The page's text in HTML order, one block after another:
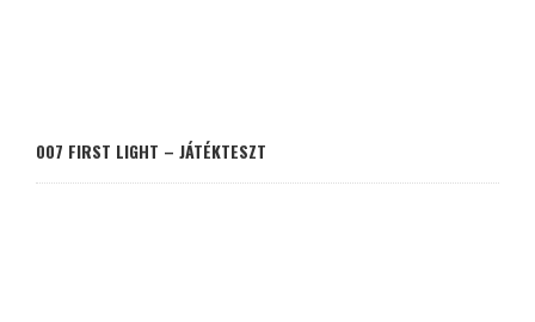
007 FIRST LIGHT – JÁTÉKTESZT